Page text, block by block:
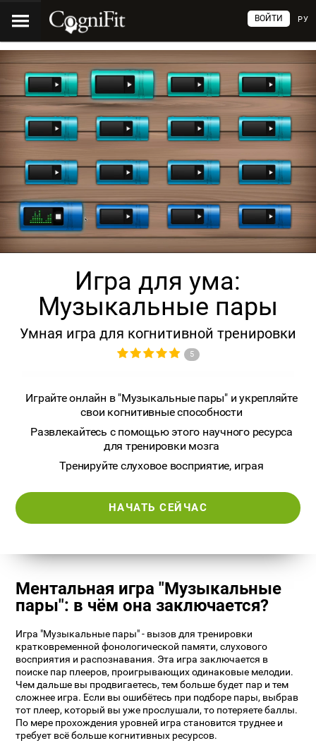
РУ
ВОЙТИ
Игра для ума:
Музыкальные пары
Умная игра для когнитивной тренировки
5
Играйте онлайн в "Музыкальные пары" и укрепляйте
свои когнитивные способности
Развлекайтесь с помощью этого научного ресурса
для тренировки мозга
Тренируйте слуховое восприятие, играя
НАЧАТЬ СЕЙЧАС
Ментальная игра "Музыкальные
пары": в чём она заключается?
Игра "Музыкальные пары" - вызов для тренировки
кратковременной фонологической памяти, слухового
восприятия и распознавания. Эта игра заключается в
поиске пар плееров, проигрывающих одинаковые мелодии.
Чем дальше вы продвигаетесь, тем больше будет пар и тем
сложнее игра. Если вы ошибётесь при подборе пары, выбрав
тот плеер, который вы уже прослушали, то потеряете баллы.
По мере прохождения уровней игра становится труднее и
требует всё больше когнитивных ресурсов.